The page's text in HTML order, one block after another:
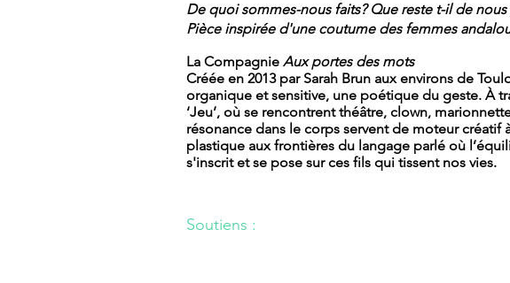
De quoi sommes-nous faits? Que reste t-il de nous
Pièce inspirée d'une coutume des femmes
La Compagnie Aux portes des mots
Créée en 2013 par Sarah Brun aux environs de
organique et sensitive, une poétique du geste. À
‘Jeu’, où se rencontrent théâtre, clown,
résonance dans le corps servent de moteur
plastique aux frontières du langage parlé où
s'inscrit et se pose sur ces fils qui tissent nos vies.
Soutiens :